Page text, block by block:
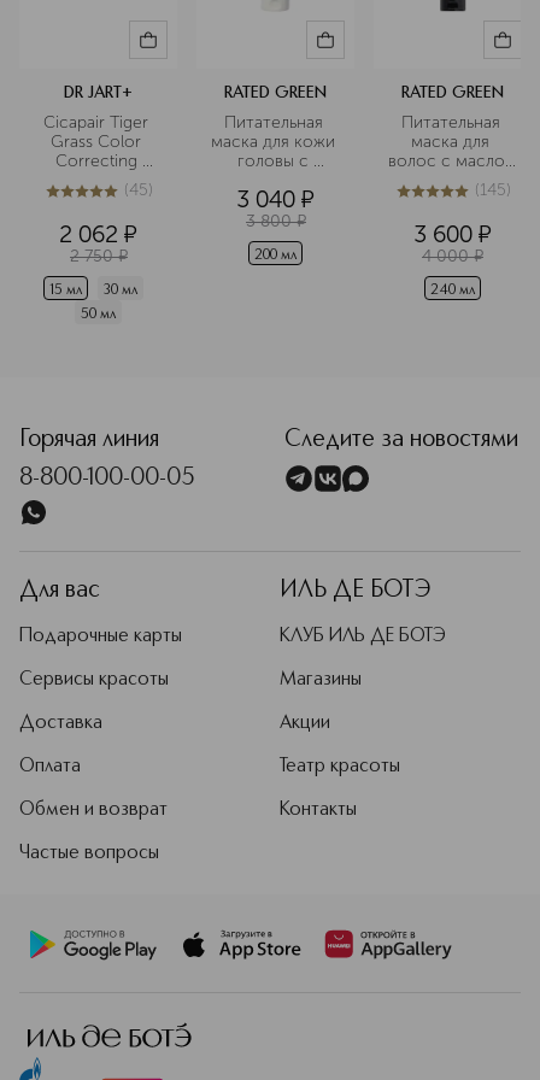
DR JART+
Cicapair Tiger
Grass Color
Correcting
Treatment CC-
крем
цвет лица
4.9из545 (45)
2 062 ¤
2 750 ¤
15 мл
30 мл
50 мл
RATED GREEN
Питательная
маска для кожи
головы с
авокадо
холодного
отжима
3 040 ¤
3 800 ¤
200 мл
RATED GREEN
Питательная
маска для
волос с маслом
ши холодного
отжима
5из 5145 (145)
3 600 ¤
4 000 ¤
240 мл
Горячая линия
8-800-100-00-05
Следите за новостями
Для вас
Подарочные карты
Сервисы красоты
Доставка
Оплата
Обмен и возврат
Частые вопросы
ИЛЬ ДЕ БОТЭ
КЛУБ ИЛЬ ДЕ БОТЭ
Магазины
Акции
Театр красоты
Контакты